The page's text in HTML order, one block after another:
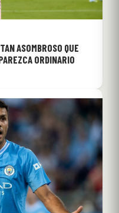
ASOMBROSO QUE
ORDINARIO